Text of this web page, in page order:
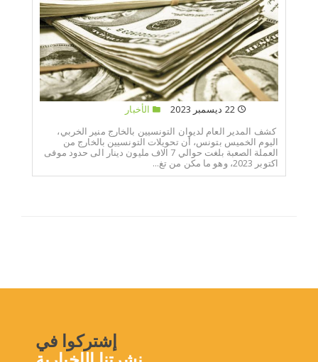
22 ديسمبر 2023
الأخبار
كشف المدير العام لديوان التونسيين بالخارج منير الخربي،
اليوم الخميس بتونس، أن تحويلات التونسيين بالخارج من
العملة الصعبة بلغت حوالي 7 الاف مليون دينار الى حدود موفى
اكتوبر 2023، وهو ما مكن من تغ...
إشتركوا في